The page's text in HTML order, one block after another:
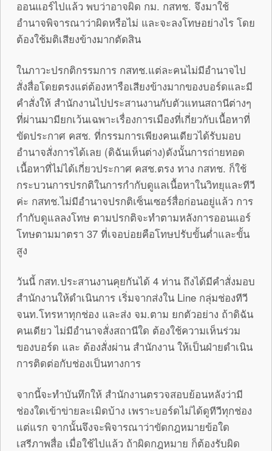
ออนแอร์ไปแล้ว พบว่าอาจผิด กม. กสทช. จึงมาใช้
อำนาจพิจารณาว่าผิดหรือไม่ และจะลงโทษอย่างไร โดย
ต้องใช้มติเสียงข้างมากตัดสิน
ในภาวะปรกติกรรมการ กสทช.แต่ละคนไม่มีอำนาจไป
สั่งสื่อโดยตรงแต่ต้องหารือเสียงข้างมากของบอร์ดและมี
คำสั่งให้ สำนักงานไปประสานงานกับตัวแทนสถานีต่างๆ
ที่ผ่านมามียกเว้นเฉพาะเรื่องการเมืองที่เกี่ยวกับเนื้อหาที่
ขัดประกาศ คสช. ที่กรรมการเพียงคนเดียวได้รับมอบ
อำนาจสั่งการได้เลย (ดิฉันเห็นต่าง)ดังนั้นการถ่ายทอด
เนื้อหาที่ไม่ได้เกี่ยวประกาศ คสช.ตรง ทาง กสทช. ก็ใช้
กระบวนการปรกติในการกำกับดูแลเนื้อหาในวิทยุและทีวี
ค่ะ กสทช.ไม่มีอำนาจปรกติเซ็นเซอร์สื่อก่อนอยู่แล้ว การ
กำกับดูแลลงโทษ ตามปรกติจะทำตามหลังการออนแอร์
โทษตามมาตรา 37 ที่เจอบ่อยคือโทษปรับขั้นต่ำและขั้น
สูง
วันนี้ กสท.ประสานงานคุยกันได้ 4 ท่าน ถึงได้มีคำสั่งมอบ
สำนักงานให้ดำเนินการ เริ่มจากส่งใน Line กลุ่มช่องทีวี
จนท.โทรหาทุกช่อง และส่ง จม.ตาม ยกตัวอย่าง ถ้าดิฉัน
คนเดียว ไม่มีอำนาจสั่งสถานีใด ต้องใช้ความเห็นร่วม
ของบอร์ด และ ต้องสั่งผ่าน สำนักงาน ให้เป็นฝ่ายดำเนิน
การติดต่อกับช่องเป็นทางการ
จากนี้จะทำบันทึกให้ สำนักงานตรวจสอบย้อนหลังว่ามี
ช่องใดเข้าข่ายละเมิดบ้าง เพราะบอร์ดไม่ได้ดูทีวีทุกช่อง
แต่แรก จากนั้นจึงจะพิจารณาว่าขัดกฎหมายข้อใด
เสรีภาพสื่อ เมื่อใช้ไปแล้ว ถ้าผิดกฎหมาย ก็ต้องรับผิด